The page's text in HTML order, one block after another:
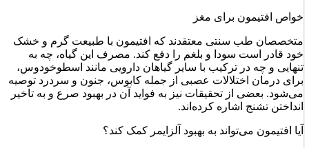
خواص افتیمون برای مغز
متخصصان طب سنتی معتقدند که افتیمون با طبیعت گرم و خشک
خود قادر است سودا و بلغم را دفع کند. مصرف این گیاه، چه به
تنهایی و چه در ترکیب با سایر گیاهان دارویی مانند اسطوخودوس،
برای درمان اختلالات عصبی از جمله کابوس‌، جنون و سردرد توصیه
می‌شود. بعضی از تحقیقات نیز به فواید آن در بهبود صرع و به تاخیر
انداختن تشنج اشاره کرده‌اند.
آیا افتیمون می‌تواند به بهبود آلزایمر کمک کند؟